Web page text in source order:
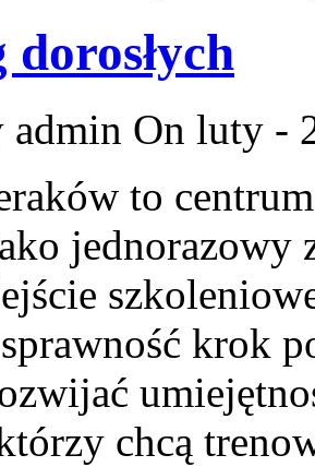
admin On luty -
to
jednorazowy
krok
chcą